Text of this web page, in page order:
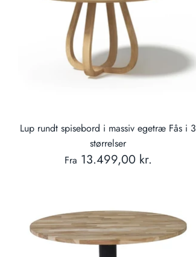
Lup rundt spisebord i massiv egetræ Fås i 3
størrelser
Fra 13.499,00 kr.